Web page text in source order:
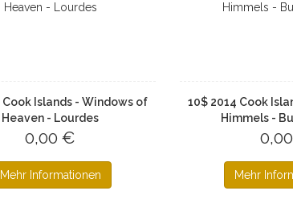
Cook Islands - Windows of
Heaven - Lourdes
0,00 €
Mehr Informationen
10$ 2014 Cook
Himmels -
Mehr